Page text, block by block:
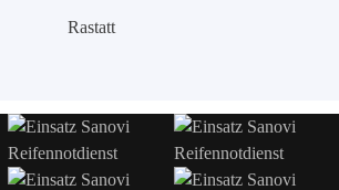
Rastatt